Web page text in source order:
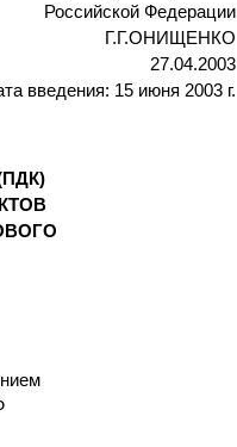
Российской Федерации
Г.Г.ОНИЩЕНКО
27.04.2003
введения: 15 июня 2003 г.